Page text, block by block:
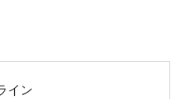
イン